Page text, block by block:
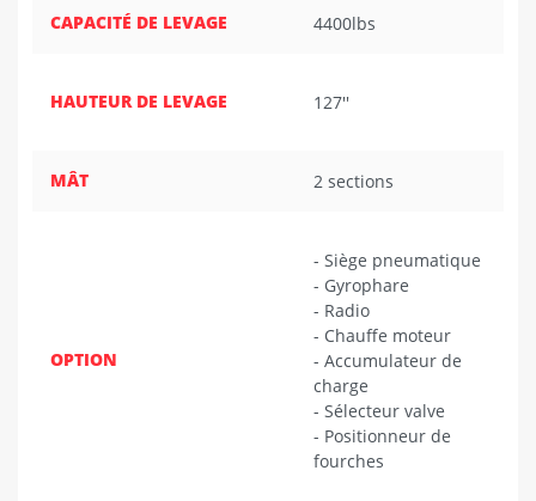
CAPACITÉ DE LEVAGE 4400lbs
HAUTEUR DE LEVAGE 127''
MÂT 2 sections
OPTION
- Siège pneumatique
- Gyrophare
- Radio
- Chauffe moteur
- Accumulateur de
charge
- Sélecteur valve
- Positionneur de
fourches